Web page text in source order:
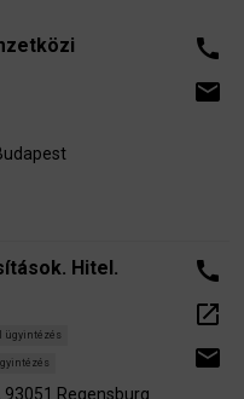
call
email
Hitel.
ügyintézés
93051 Regensburg
call
open_in_new
email